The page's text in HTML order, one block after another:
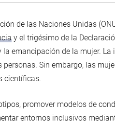
de las Naciones Unidas
y el trigésimo de la
emancipación de la mujer.
Sin embargo, las
científicas.
promover modelos de
entornos inclusivos